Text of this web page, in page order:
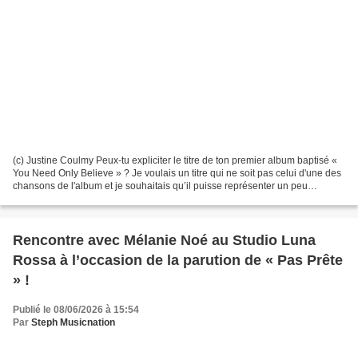
(c) Justine Coulmy Peux-tu expliciter le titre de ton premier album baptisé «
You Need Only Believe » ? Je voulais un titre qui ne soit pas celui d'une des
chansons de l'album et je souhaitais qu’il puisse représenter un peu
Rencontre avec Mélanie Noé au Studio Luna
Rossa à l’occasion de la parution de « Pas Prête
» !
Publié le 08/06/2026 à 15:54
Par Steph Musicnation